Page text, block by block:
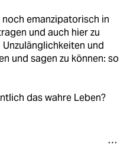
noch emanzipatorisch in
und auch hier zu
und
und sagen zu können: so
das wahre Leben?